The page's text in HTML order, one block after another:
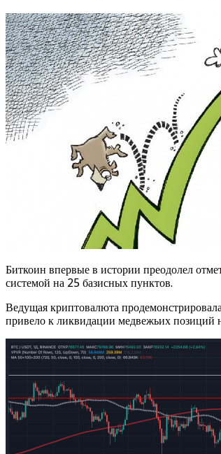
Биткоин впервые в истории преодолел
системой на 25 базисных пунктов.
Ведущая криптовалюта
привело к ликвидации медвежьих позиций